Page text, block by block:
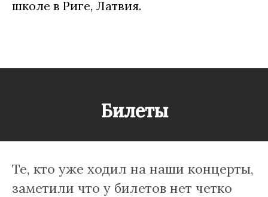
школе в Риге, Латвия.
Билеты
Те, кто уже ходил на наши концерты,
заметили что у билетов нет четко